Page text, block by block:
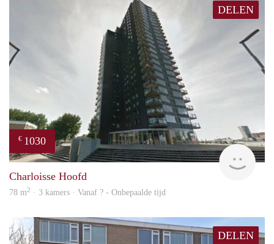
DELEN
€ 1030
Charloisse Hoofd
78 m2 · 3 kamers · Vanaf ? - Onbepaalde tijd
DELEN